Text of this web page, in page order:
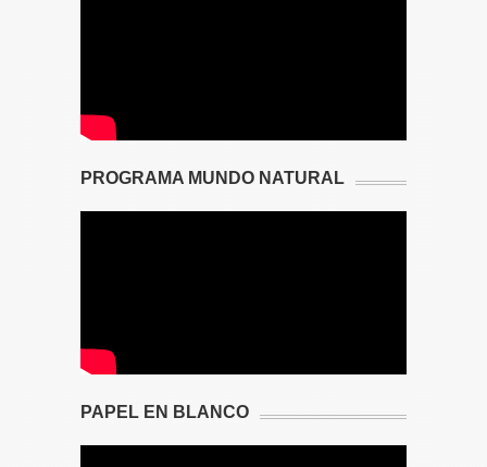
PROGRAMA MUNDO NATURAL
PAPEL EN BLANCO